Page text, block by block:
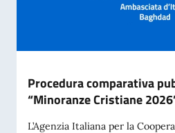
Procedura comparativa
“Minoranze Cristiane
L’Agenzia Italiana per la